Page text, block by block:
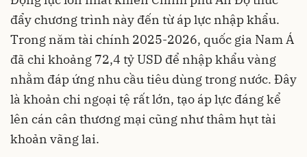
đẩy chương trình này đến từ áp lực nhập khẩu.
Trong năm tài chính 2025-2026, quốc gia Nam Á
đã chi khoảng 72,4 tỷ USD để nhập khẩu vàng
nhằm đáp ứng nhu cầu tiêu dùng trong nước. Đây
là khoản chi ngoại tệ rất lớn, tạo áp lực đáng kể
lên cán cân thương mại cũng như thâm hụt tài
khoản vãng lai.